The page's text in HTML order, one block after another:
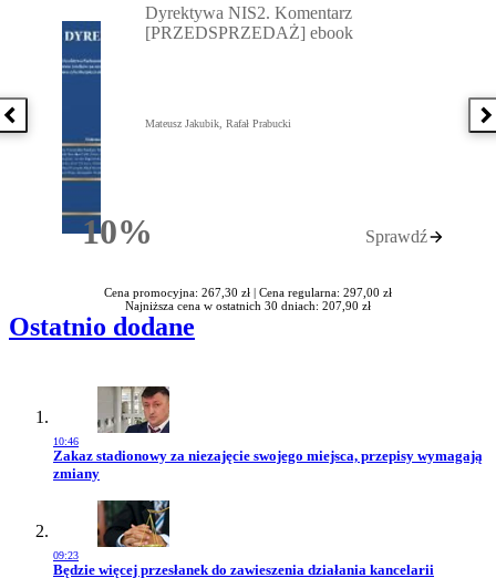
Poprzednia książka
10%Rabatu
Dyrektywa NIS2. Komentarz
[PRZEDSPRZEDAŻ] ebook
Mateusz Jakubik, Rafał Prabucki
Sprawdź
Cena promocyjna: 267,30 zł | Cena regularna: 297,00 zł
Najniższa cena w ostatnich 30 dniach: 207,90 zł
Ostatnio dodane
10:46
Przejdź do artykułu:
Zakaz stadionowy za niezajęcie swojego miejsca, przepisy wymagają
zmiany
09:23
Przejdź do artykułu:
Będzie więcej przesłanek do zawieszenia działania kancelarii